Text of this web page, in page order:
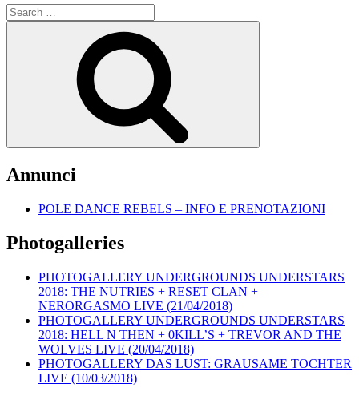
Search
for:
Annunci
POLE DANCE REBELS – INFO E PRENOTAZIONI
Photogalleries
PHOTOGALLERY UNDERGROUNDS UNDERSTARS
2018: THE NUTRIES + RESET CLAN +
NERORGASMO LIVE (21/04/2018)
PHOTOGALLERY UNDERGROUNDS UNDERSTARS
2018: HELL N THEN + 0KILL’S + TREVOR AND THE
WOLVES LIVE (20/04/2018)
PHOTOGALLERY DAS LUST: GRAUSAME TOCHTER
LIVE (10/03/2018)